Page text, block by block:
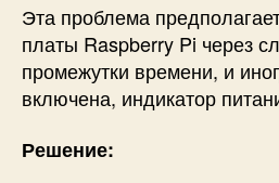
Эта проблема
платы Raspberry Pi через
промежутки времени, и
включена, индикатор
Решение: